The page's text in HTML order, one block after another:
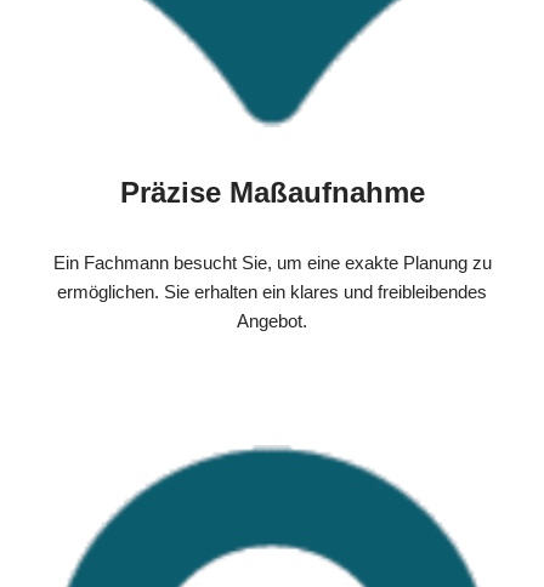
Präzise Maßaufnahme
Ein Fachmann besucht Sie, um eine exakte Planung zu
ermöglichen. Sie erhalten ein klares und freibleibendes
Angebot.